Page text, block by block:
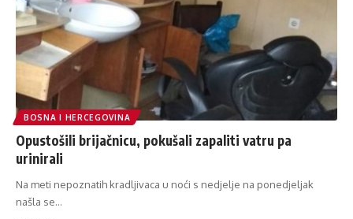
BOSNA I HERCEGOVINA
Opustošili brijačnicu, pokušali zapaliti vatru pa
urinirali
Na meti nepoznatih kradljivaca u noći s nedjelje na ponedjeljak
našla se…